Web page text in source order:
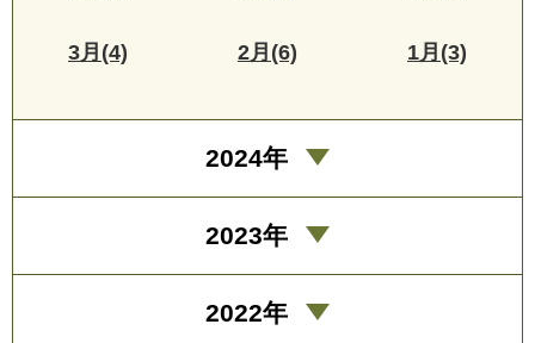
3月(4) 2月(6) 1月(3)
2024年
2023年
2022年